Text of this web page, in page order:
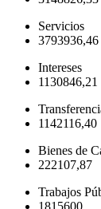
Servicios
3793936,46
Intereses
1130846,21
1142116,40
Bienes de
222107,87
Trabajos
1815600